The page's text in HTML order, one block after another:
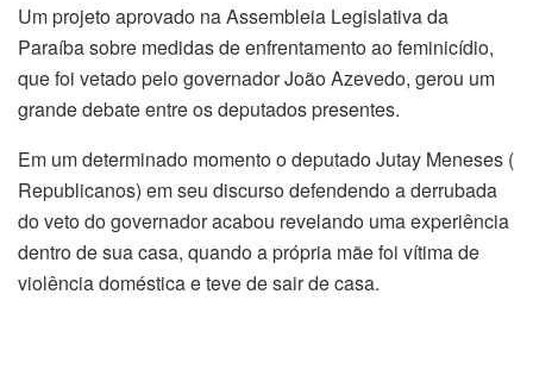
Um projeto aprovado na Assembleia Legislativa da
Paraíba sobre medidas de enfrentamento ao feminicídio,
que foi vetado pelo governador João Azevedo, gerou um
grande debate entre os deputados presentes.
Em um determinado momento o deputado Jutay Meneses (
Republicanos) em seu discurso defendendo a derrubada
do veto do governador acabou revelando uma experiência
dentro de sua casa, quando a própria mãe foi vítima de
violência doméstica e teve de sair de casa.